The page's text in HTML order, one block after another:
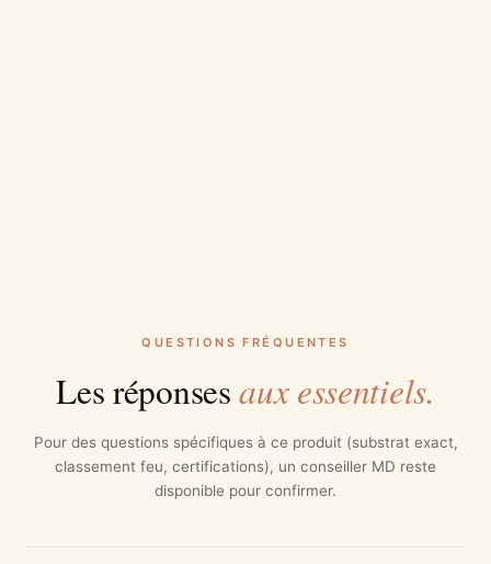
QUESTIONS FRÉQUENTES
Les réponsesaux essentiels.
Pour des questions spécifiques à ce produit (substrat exact,
classement feu, certifications), un conseiller MD reste
disponible pour confirmer.